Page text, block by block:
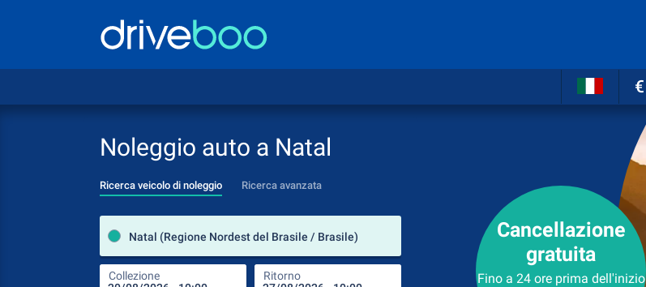
€
Noleggio auto a Natal
Ricerca veicolo di noleggio Ricerca avanzata
Natal (Regione Nordest del Brasile / Brasile)
Collezione Ritorno
Luogo del noleggio
Luogo di ritorno
Cancellazione
gratuita
Fino a 24 ore prima dell'inizio